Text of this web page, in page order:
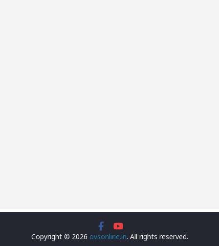
Copyright © 2026 ovsonline.in. All rights reserved.